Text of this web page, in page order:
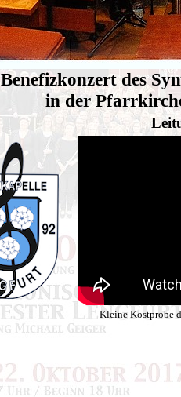
Benefizkonzert des
in der
Kleine Kostprobe